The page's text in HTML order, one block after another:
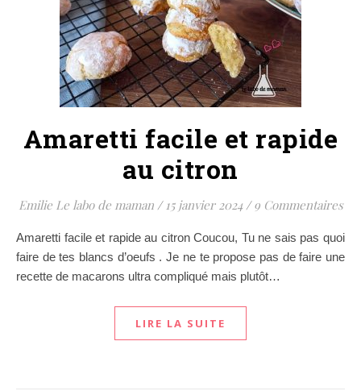
Amaretti facile et rapide
au citron
Emilie Le labo de maman / 15 janvier 2024 / 9 Commentaires
Amaretti facile et rapide au citron Coucou, Tu ne sais pas quoi
faire de tes blancs d’oeufs . Je ne te propose pas de faire une
recette de macarons ultra compliqué mais plutôt…
LIRE LA SUITE